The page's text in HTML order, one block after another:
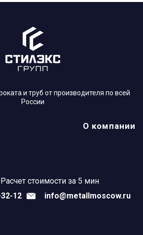
и труб от производителя по всей
России
О компании
Расчет стоимости за 5 мин
12
info@metallmoscow.ru